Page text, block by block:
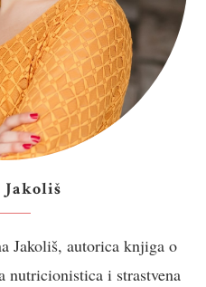
Jakoliš
Jakoliš, autorica knjiga o
nutricionistica i strastvena